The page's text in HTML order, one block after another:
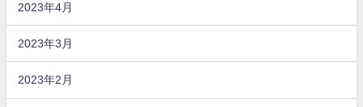
2023年4月
2023年3月
2023年2月